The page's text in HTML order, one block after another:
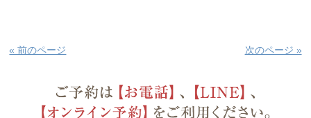
« 前のページ 次のページ »